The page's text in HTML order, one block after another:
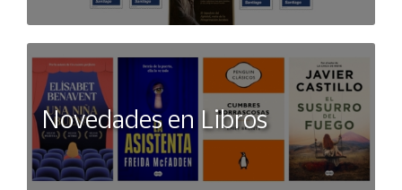
Novedades en Libros